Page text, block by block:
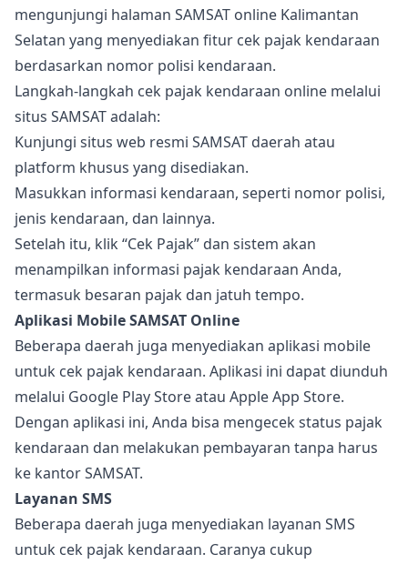
mengunjungi halaman SAMSAT online Kalimantan
Selatan yang menyediakan fitur cek pajak kendaraan
berdasarkan nomor polisi kendaraan.
Langkah-langkah cek pajak kendaraan online melalui
situs SAMSAT adalah:
Kunjungi situs web resmi SAMSAT daerah atau
platform khusus yang disediakan.
Masukkan informasi kendaraan, seperti nomor polisi,
jenis kendaraan, dan lainnya.
Setelah itu, klik “Cek Pajak” dan sistem akan
menampilkan informasi pajak kendaraan Anda,
termasuk besaran pajak dan jatuh tempo.
Aplikasi Mobile SAMSAT Online
Beberapa daerah juga menyediakan aplikasi mobile
untuk cek pajak kendaraan. Aplikasi ini dapat diunduh
melalui Google Play Store atau Apple App Store.
Dengan aplikasi ini, Anda bisa mengecek status pajak
kendaraan dan melakukan pembayaran tanpa harus
ke kantor SAMSAT.
Layanan SMS
Beberapa daerah juga menyediakan layanan SMS
untuk cek pajak kendaraan. Caranya cukup